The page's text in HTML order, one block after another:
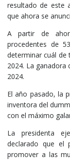
resultado de este
que ahora se
A partir de
procedentes de
determinar cuál de
2024. La ganadora
2024.
El año pasado, la
inventora del
con el máximo
La presidenta
declarado que el
promover a las